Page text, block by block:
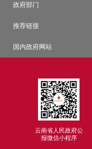
政府部门
推荐链接
国内政府网站
云南省人民政府公
报微信小程序